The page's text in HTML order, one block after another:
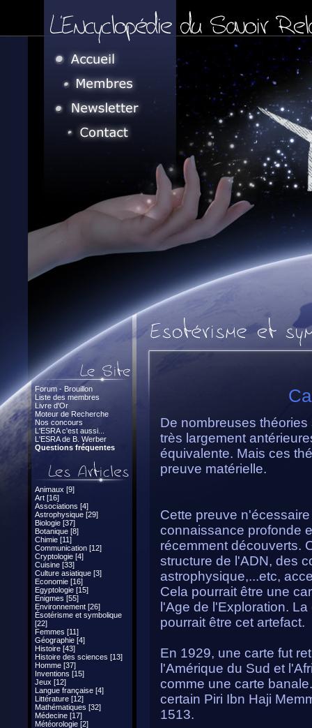
Forum - Brouillon
Liste des membres
Livre d'Or
Moteur de Recherche
Nos concours
L'ESRA c'est aussi...
L'ESRA de B. Werber
Questions fréquentes
Animaux [9]
Art [16]
Associations [4]
Astrophysique [29]
Biologie [37]
Botanique [8]
Chimie [11]
Communication [12]
Cryptologie [4]
Cuisine [33]
Culture asiatique [3]
Economie [16]
Egyptologie [15]
Enigmes [55]
Environnement [26]
Ésotérisme et symbolique
[22]
Femmes [11]
Géographie [4]
Histoire [43]
Histoire des sciences [13]
Homme [37]
Inventions [15]
Jeux [12]
Langue française [4]
Littérature [12]
Mathématiques [32]
Médecine [17]
Météorologie [2]
De nombreuses
très largement
équivalente. Mais ces
preuve matérielle.
Cette preuve
connaissance profonde
récemment découverts.
structure de l'ADN, des
astrophysique,...etc,
Cela pourrait être une
l'Age de l'Exploration.
pourrait être cet artefact.
En 1929, une carte fut
l'Amérique du Sud et
comme une carte
certain Piri Ibn Haji
1513.